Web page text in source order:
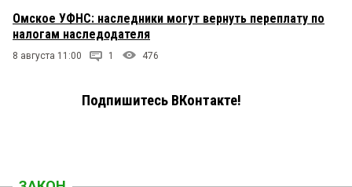
Омское УФНС: наследники могут вернуть переплату по
налогам наследодателя
8 августа 11:00 1 476
Подпишитесь ВКонтакте!